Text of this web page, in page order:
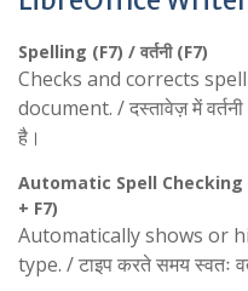
Spelling (F7) / वर्तनी (F7)
Checks and corrects
document. / दस्तावेज़ में
है।
Automatic Spell Checking
+ F7)
Automatically shows or
type. / टाइप करते समय स्वतः